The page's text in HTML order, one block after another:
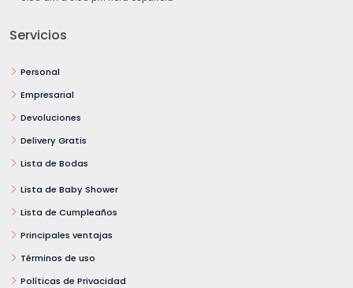
Servicios
Personal
Empresarial
Devoluciones
Delivery Gratis
Lista de Bodas
Lista de Baby Shower
Lista de Cumpleaños
Principales ventajas
Términos de uso
Políticas de Privacidad